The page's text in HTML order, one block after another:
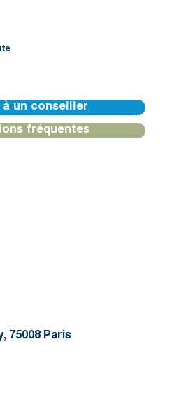
à un conseiller
fréquentes
75008 Paris